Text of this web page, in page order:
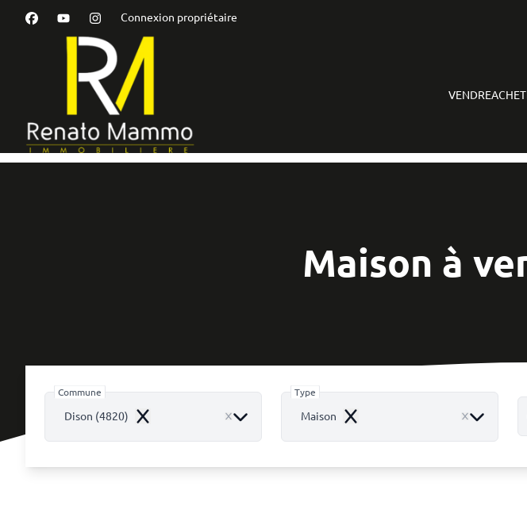
Aller au contenu principal
Connexion propriétaire
VENDRE
Maison à
Commune
Dison (4820)
Remove
Type
Maison
Remove